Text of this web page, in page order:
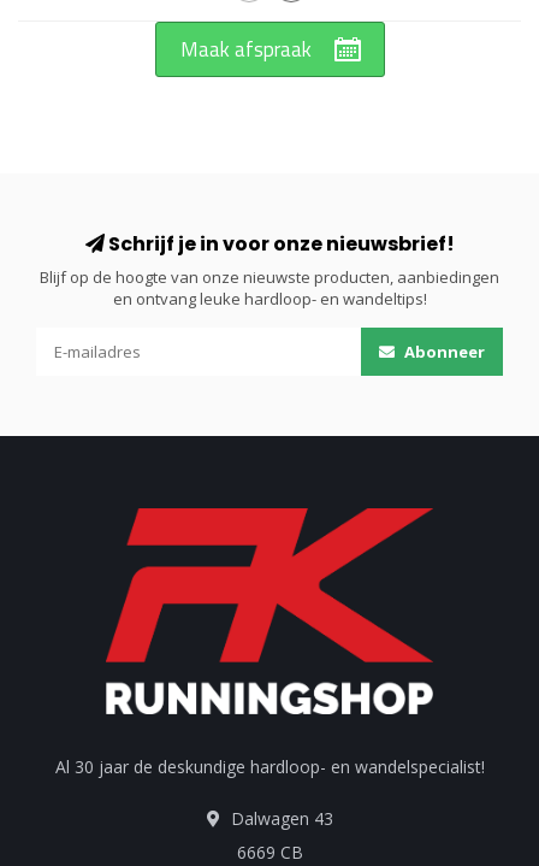
Maak afspraak
Schrijf je in voor onze nieuwsbrief!
Blijf op de hoogte van onze nieuwste producten, aanbiedingen
en ontvang leuke hardloop- en wandeltips!
Abonneer
Al 30 jaar de deskundige hardloop- en wandelspecialist!
Dalwagen 43
6669 CB